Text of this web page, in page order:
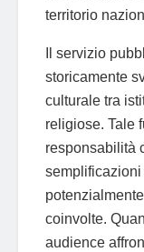
territorio
Il servizio
storicamente
culturale tra
religiose. Tale
responsabilità
coinvolte.
audience